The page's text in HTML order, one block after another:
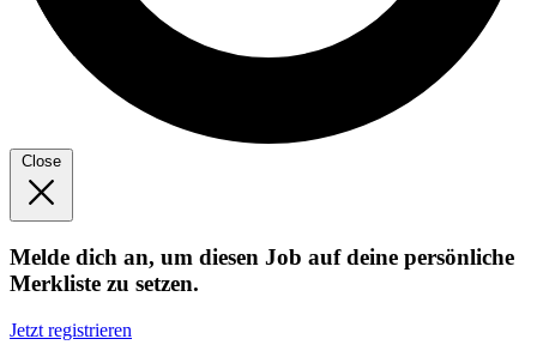
Close
Melde dich an, um diesen Job auf deine persönliche
Merkliste zu setzen.
Jetzt registrieren